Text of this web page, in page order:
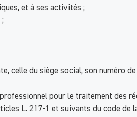
et à ses activités ;
celle du siège social, son numéro
pour le traitement des
L. 217-1 et suivants du code de